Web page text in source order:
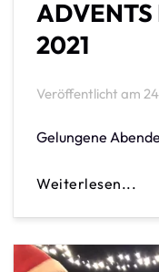
ADVENTS
2021
Veröffentlicht am
Gelungene
Weiterlesen...